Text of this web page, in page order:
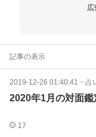
広
記事の表示
2019-12-26 01:40:41 ・ 占
2020年1月の対面
17